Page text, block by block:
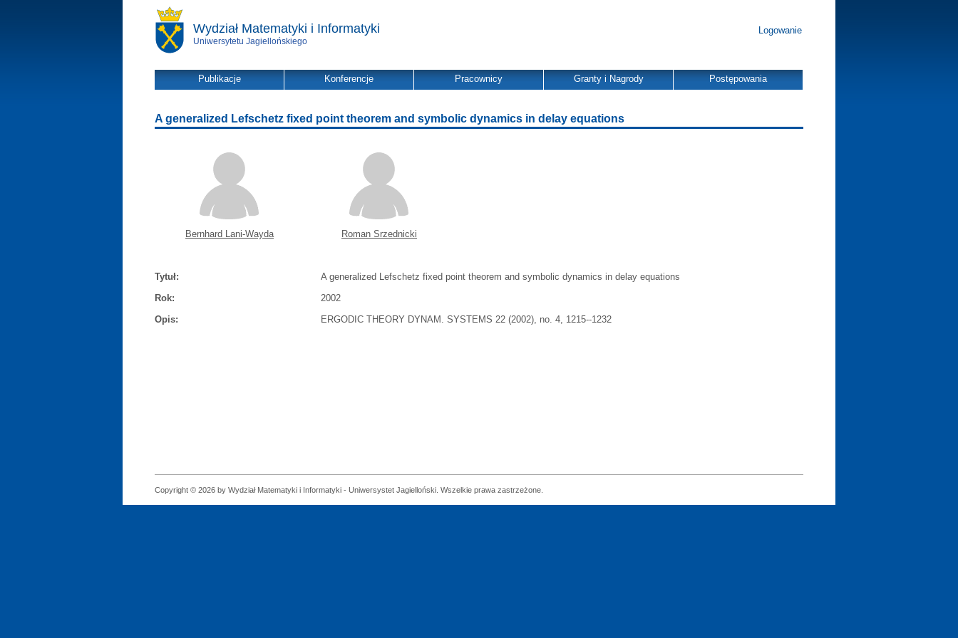
Wydział Matematyki i Informatyki
Uniwersytetu Jagiellońskiego
Logowanie
Publikacje Konferencje Pracownicy Granty i Nagrody Postępowania
A generalized Lefschetz fixed point theorem and symbolic dynamics in delay equations
Bernhard Lani-Wayda Roman Srzednicki
Tytuł:
A generalized Lefschetz fixed point theorem and symbolic dynamics in delay equations
Rok:
2002
Opis:
ERGODIC THEORY DYNAM. SYSTEMS 22 (2002), no. 4, 1215--1232
Copyright © 2026 by Wydział Matematyki i Informatyki - Uniwersystet Jagielloński. Wszelkie prawa zastrzeżone.